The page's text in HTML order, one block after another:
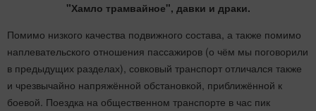
"Хамло трамвайное", давки и драки.
Помимо низкого качества подвижного состава, а также помимо
наплевательского отношения пассажиров (о чём мы поговорили
в предыдущих разделах), совковый транспорт отличался также
и чрезвычайно напряжённой обстановкой, приближённой к
боевой. Поездка на общественном транспорте в час пик